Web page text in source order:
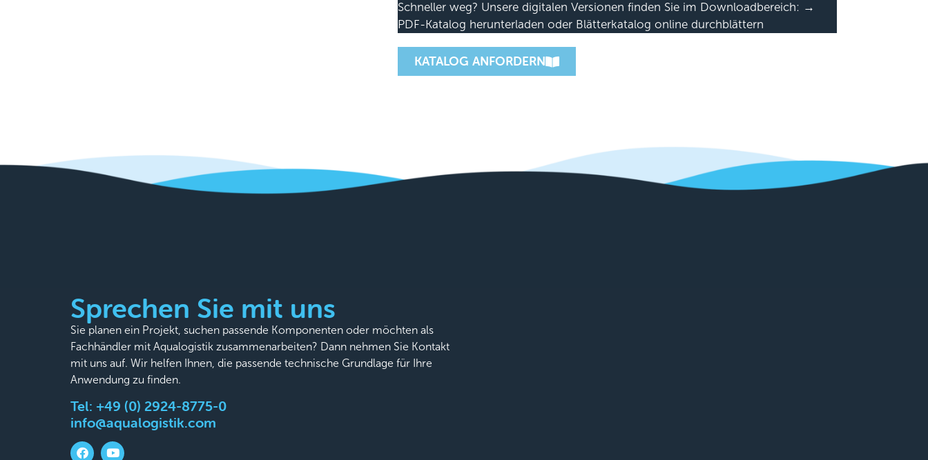
Schneller weg? Unsere digitalen Versionen finden Sie im Downloadbereich: →
PDF-Katalog herunterladen oder Blätterkatalog online durchblättern
KATALOG ANFORDERN
Sprechen Sie mit uns
Sie planen ein Projekt, suchen passende Komponenten oder möchten als
Fachhändler mit Aqualogistik zusammenarbeiten? Dann nehmen Sie Kontakt
mit uns auf. Wir helfen Ihnen, die passende technische Grundlage für Ihre
Anwendung zu finden.
Tel: +49 (0) 2924-8775-0
info@aqualogistik.com